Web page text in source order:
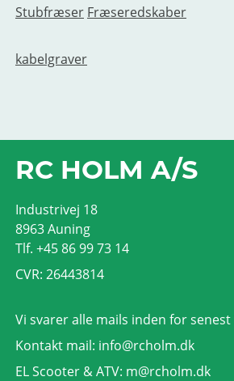
Stubfræser Fræseredskaber
kabelgraver
RC HOLM A/S
Industrivej 18
8963 Auning
Tlf. +45 86 99 73 14
CVR: 26443814
Vi svarer alle mails inden for senest
Kontakt mail: info@rcholm.dk
EL Scooter & ATV: m@rcholm.dk